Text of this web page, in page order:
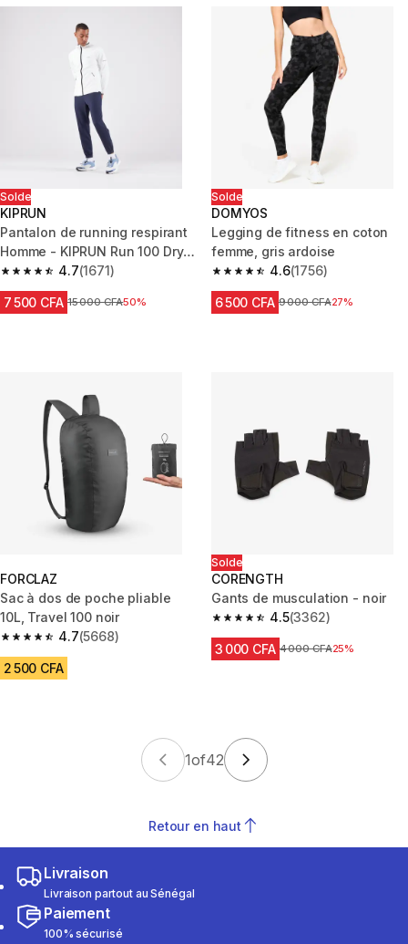
Solde
KIPRUN
Pantalon de running respirant
Homme - KIPRUN Run 100 Dry
Bleu foncé4.7
4.7 out of 5 stars from 1671 reviews
(1671)
7 500 CFA Prix avant réduction
15 000 CFA50%
Solde
DOMYOS
Legging de fitness en coton
femme, gris ardoise
4.6
4.6 out of 5 stars from 1756
(1756)
6 500 CFA Prix avant réduction
9 000 CFA27%
FORCLAZ
Sac à dos de poche pliable
10L, Travel 100 noir
4.7
4.7 out of 5 stars from 5668 reviews
(5668)
2 500 CFA
Solde
CORENGTH
Gants de musculation - noir
4.5
4.5 out of 5 stars from 3362
(3362)
3 000 CFA Prix avant réduction
4 000 CFA25%
1of42
Retour en haut
Livraison
Livraison partout au Sénégal
Paiement
100% sécurisé